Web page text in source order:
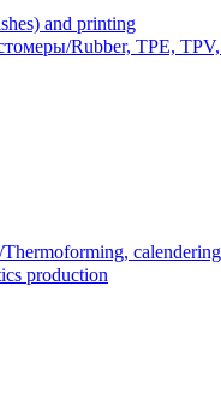
and printing
Rubber, TPE, TPV,
production